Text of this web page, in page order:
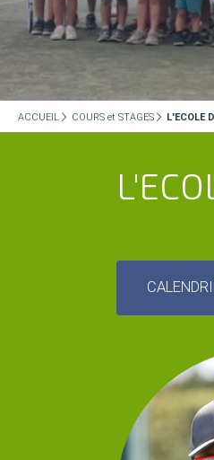
ACCUEIL COURS et STAGES L'ECOLE